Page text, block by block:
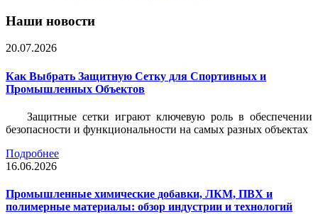
Наши новости
20.07.2026
Как Выбрать Защитную Сетку для Спортивных и
Промышленных Объектов
Защитные сетки играют ключевую роль в обеспечении
безопасности и функциональности на самых разных объектах
Подробнее
16.06.2026
Промышленные химические добавки, ЛКМ, ПВХ и
полимерные материалы: обзор индустрии и технологий